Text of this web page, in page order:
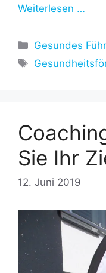
Weiterlesen …
Kategorien
Gesundes
Schlagwörter
Sie Ihr
12. Juni 2019